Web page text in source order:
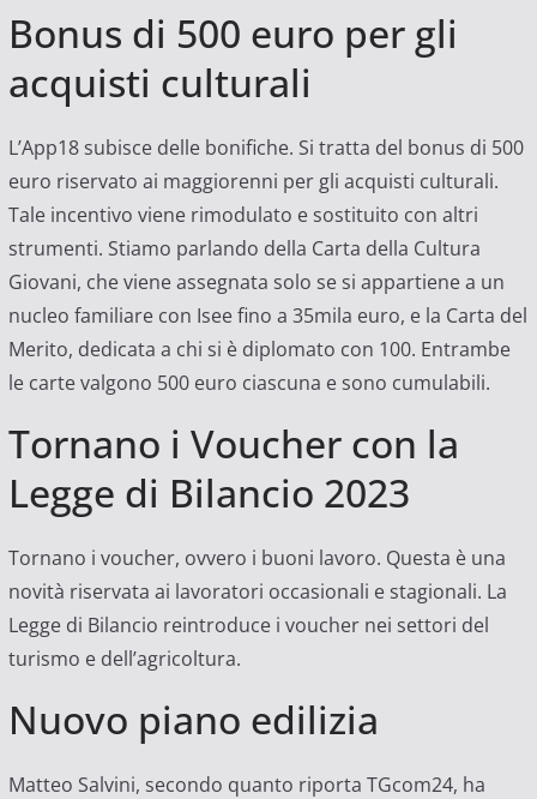
Bonus di 500 euro per gli
acquisti culturali
L’App18 subisce delle bonifiche. Si tratta del bonus di 500
euro riservato ai maggiorenni per gli acquisti culturali.
Tale incentivo viene rimodulato e sostituito con altri
strumenti. Stiamo parlando della Carta della Cultura
Giovani, che viene assegnata solo se si appartiene a un
nucleo familiare con Isee fino a 35mila euro, e la Carta del
Merito, dedicata a chi si è diplomato con 100. Entrambe
le carte valgono 500 euro ciascuna e sono cumulabili.
Tornano i Voucher con la
Legge di Bilancio 2023
Tornano i voucher, ovvero i buoni lavoro. Questa è una
novità riservata ai lavoratori occasionali e stagionali. La
Legge di Bilancio reintroduce i voucher nei settori del
turismo e dell’agricoltura.
Nuovo piano edilizia
Matteo Salvini, secondo quanto riporta TGcom24, ha